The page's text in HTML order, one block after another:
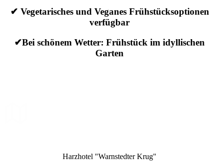
✔ Vegetarisches und Veganes Frühstücksoptionen
verfügbar
✔Bei schönem Wetter: Frühstück im idyllischen
Garten
Harzhotel "Warnstedter Krug"